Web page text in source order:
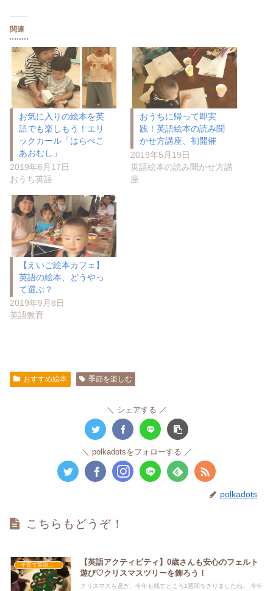
関連
お気に入りの絵本を英
語でも楽しもう！エリ
ックカール「はらぺこ
あおむし」
2019年6月17日
おうち英語
おうちに帰って即実
践！英語絵本の読み聞
かせ方講座、初開催
2019年5月19日
英語絵本の読み聞かせ方講
座
【えいご絵本カフェ】
英語の絵本、どうやっ
て選ぶ？
2019年9月8日
英語教育
おすすめ絵本 季節を楽しむ
シェアする
polkadotsをフォローする
polkadots
こちらもどうぞ！
子育て英語講座
【英語アクティビティ】0歳さんも安心のフェルト
遊び♡クリスマスツリーを飾ろう！
クリスマスも過ぎ、今年も残すところ1週間をきりましたね。 今年